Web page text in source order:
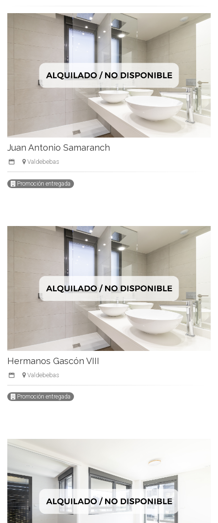
Juan Antonio Samaranch
Valdebebas
Promoción entregada
Hermanos Gascón VIII
Valdebebas
Promoción entregada